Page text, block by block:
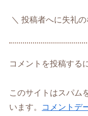
投稿者へに失礼
コメントを投稿する
このサイトはスパム
います。
コメントデ